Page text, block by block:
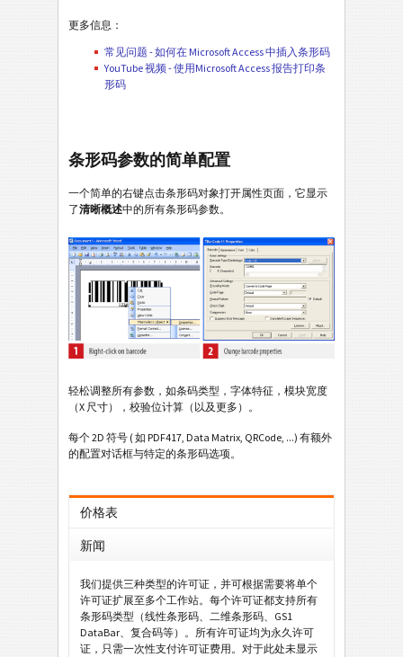
更多信息：
常见问题 - 如何在 Microsoft Access 中插入条形码
YouTube 视频 - 使用Microsoft Access 报告打印条
形码
条形码参数的简单配置
一个简单的右键点击条形码对象打开属性页面，它显示
了清晰概述中的所有条形码参数。
轻松调整所有参数，如条码类型，字体特征，模块宽度
（X 尺寸），校验位计算（以及更多）。
每个 2D 符号 ( 如 PDF417, Data Matrix, QRCode, ...) 有额外
的配置对话框与特定的条形码选项。
价格表
新闻
我们提供三种类型的许可证，并可根据需要将单个
许可证扩展至多个工作站。每个许可证都支持所有
条形码类型（线性条形码、二维条形码、GS1
DataBar、复合码等）。所有许可证均为永久许可
证，只需一次性支付许可证费用。对于此处未显示